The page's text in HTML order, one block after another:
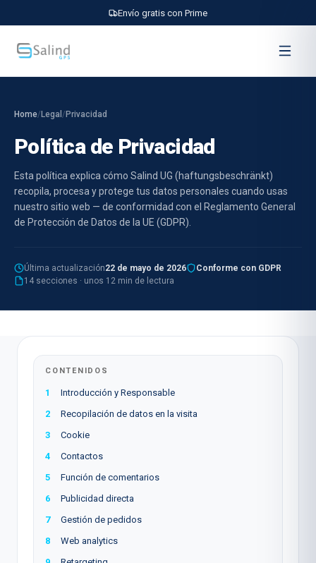
Envío gratis con Prime
Home/ Legal / Privacidad
Política de Privacidad
Esta política explica cómo Salind UG (haftungsbeschränkt)
recopila, procesa y protege tus datos personales cuando usas
nuestro sitio web — de conformidad con el Reglamento General
de Protección de Datos de la UE (GDPR).
Última actualización22 de mayo de 2026
Conforme con GDPR
14 secciones · unos 12 min de lectura
CONTENIDOS
1
Introducción y Responsable
2
Recopilación de datos en la visita
3
Cookie
4
Contactos
5
Función de comentarios
6
Publicidad directa
7
Gestión de pedidos
8
Web analytics